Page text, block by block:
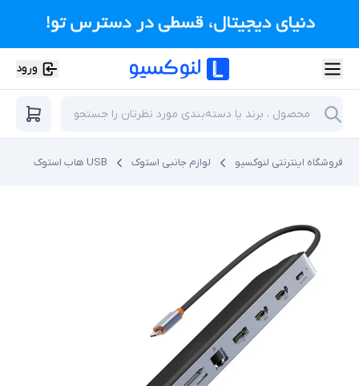
ورود
فروشگاه اینترنتی لنوکسیو لوازم جانبی استوک USB هاب استوک